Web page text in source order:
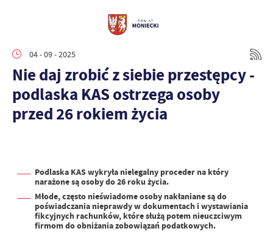
04 - 09 - 2025
Nie daj zrobić z siebie przestępcy -
podlaska KAS ostrzega osoby
przed 26 rokiem życia
Podlaska KAS wykryła nielegalny proceder na który
narażone są osoby do 26 roku życia.
Młode, często nieświadome osoby nakłaniane są do
poświadczania nieprawdy w dokumentach i wystawiania
fikcyjnych rachunków, które służą potem nieuczciwym
firmom do obniżania zobowiązań podatkowych.